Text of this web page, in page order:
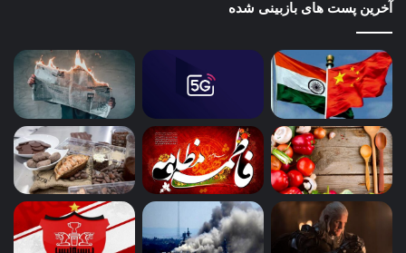
آخرین پست های بازبینی شده